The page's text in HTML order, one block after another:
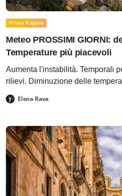
Prima Pagina
Meteo PROSSIMI GIORNI:
Temperature più piacevoli
Aumenta l'instabilità. Temporali
rilievi. Diminuzione delle
Elena Rava